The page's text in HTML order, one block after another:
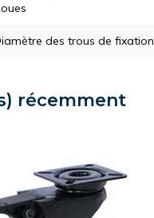
des trous de fixation
récemment